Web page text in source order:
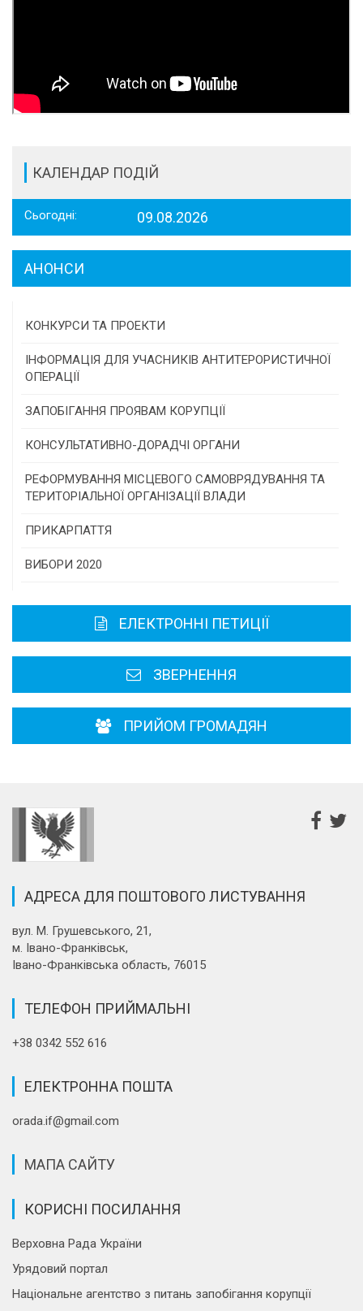
КАЛЕНДАР ПОДІЙ
Сьогодні: 09.08.2026
АНОНСИ
КОНКУРСИ ТА ПРОЕКТИ
Конкурс проектів та програм місцевого
самоврядування
Конкурс інститутів громадянського суспільства
Програми/конкурси МТД
ІНФОРМАЦІЯ ДЛЯ УЧАСНИКІВ АНТИТЕРОРИСТИЧНОЇ
ОПЕРАЦІЇ
ЗАПОБІГАННЯ ПРОЯВАМ КОРУПЦІЇ
КОНСУЛЬТАТИВНО-ДОРАДЧІ ОРГАНИ
Консультативна рада
РЕФОРМУВАННЯ МІСЦЕВОГО САМОВРЯДУВАННЯ ТА
ТЕРИТОРІАЛЬНОЇ ОРГАНІЗАЦІЇ ВЛАДИ
ПРИКАРПАТТЯ
Історична довідка
Районні, міські ради
ВИБОРИ 2020
ЕЛЕКТРОННІ ПЕТИЦІЇ
ЗВЕРНЕННЯ
ПРИЙОМ ГРОМАДЯН
АДРЕСА ДЛЯ ПОШТОВОГО ЛИСТУВАННЯ
вул. М. Грушевського, 21,
м. Івано-Франківськ,
Івано-Франківська область, 76015
ТЕЛЕФОН ПРИЙМАЛЬНІ
+38 0342 552 616
ЕЛЕКТРОННА ПОШТА
orada.if@gmail.com
МАПА САЙТУ
КОРИСНІ ПОСИЛАННЯ
Верховна Рада України
Урядовий портал
Національне агентство з питань запобігання корупції